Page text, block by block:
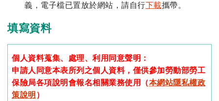
義，電子檔已置放於網站，請自行下載攜帶。
填寫資料
個人資料蒐集、處理、利用同意聲明：
申請人同意本表所列之個人資料，僅供參加勞動部勞工
保險局各項說明會報名相關業務使用（本網站隱私權政
策說明 ）